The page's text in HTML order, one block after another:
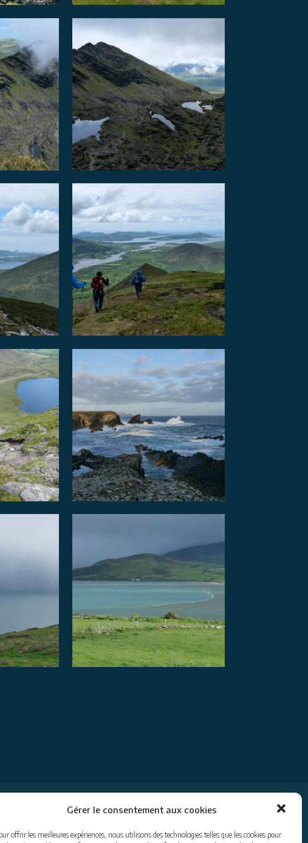
Gérer le consentement aux cookies
offrir les meilleures expériences, nous utilisons des technologies telles que les cookies pour